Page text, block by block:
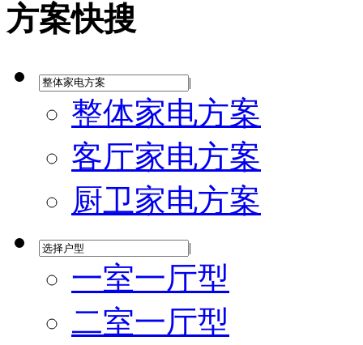
方案快搜
|
整体家电方案
客厅家电方案
厨卫家电方案
|
一室一厅型
二室一厅型